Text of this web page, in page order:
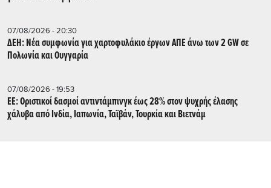
07/08/2026 - 20:30
ΔΕΗ: Νέα συμφωνία για χαρτοφυλάκιο έργων ΑΠΕ άνω των 2 GW σε
Πολωνία και Ουγγαρία
07/08/2026 - 19:53
ΕΕ: Οριστικοί δασμοί αντιντάμπινγκ έως 28% στον ψυχρής έλασης
χάλυβα από Ινδία, Ιαπωνία, Ταϊβάν, Τουρκία και Βιετνάμ